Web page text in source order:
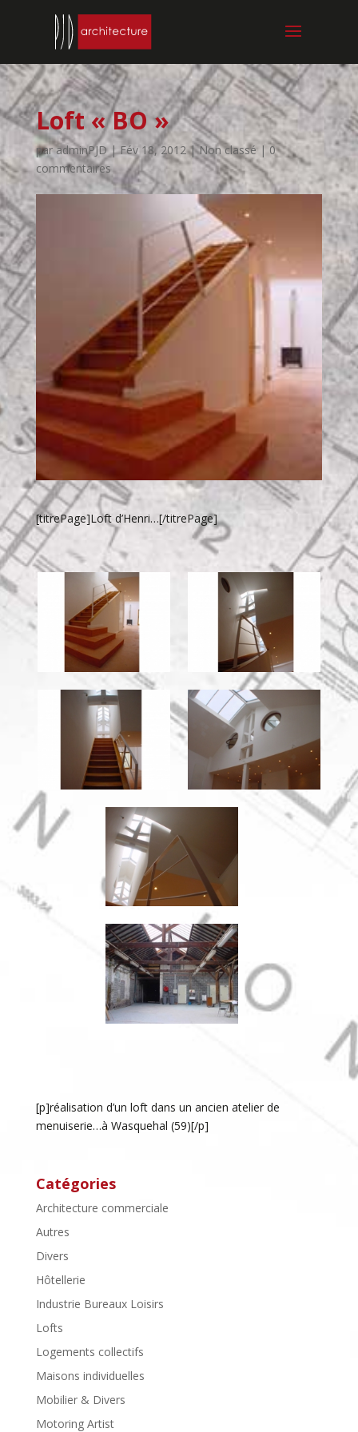
Loft « BO »
paradminPJD|Fév 18, 2012| Non classé |0
commentaires
[titrePage]Loft d’Henri…[/titrePage]
[p]réalisation d’un loft dans un ancien atelier de
menuiserie…à Wasquehal (59)[/p]
Catégories
Architecture commerciale
Autres
Divers
Hôtellerie
Industrie Bureaux Loisirs
Lofts
Logements collectifs
Maisons individuelles
Mobilier & Divers
Motoring Artist